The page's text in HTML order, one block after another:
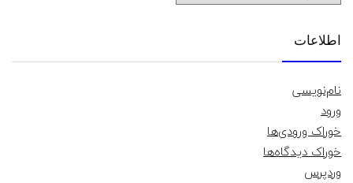
اطلاعات
نام‌نویسی
ورود
خوراک ورودی‌ها
خوراک دیدگاه‌ها
وردپرس